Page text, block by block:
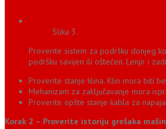
Slika 3.
Proverite sistem za podršku donjeg
podršku savijen ili oštećen. Lenjir i
Proverite stanje klina. Klin mora biti
Mehanizam za zaključavanje mora
Proverite opšte stanje kabla za
Korak 2 – Proverite istoriju grešaka